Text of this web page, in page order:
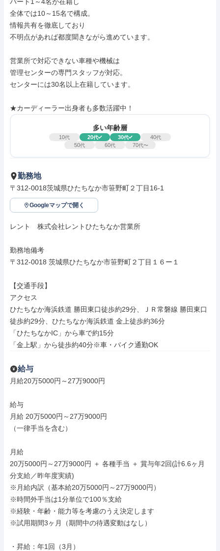
全体では10～15名で構成。
情報共有を徹底しており
不明点があれば都度聞きながら進めています。
営業所で対応できない車種や機械は
管理センターの専門スタッフが対応。
センターには30名以上在籍しています。
★カーディーラー出身者も多数活躍中！
多い年齢層
10代 20代 30代 40代
50代 60代 70代〜
勤務地
〒312-0018茨城県ひたちなか市笹野町２丁目16-1
Googleマップで開く
レント　株式会社レントひたちなか営業所
勤務地備考
〒312-0018 茨城県ひたちなか市笹野町２丁目１６ー１
【交通手段】
アクセス
ひたちなか海浜鉄道 勝田東口徒歩約29分、ＪＲ常磐線 勝田東口
徒歩約29分、ひたちなか海浜鉄道 金上徒歩約36分
「ひたちなかIC」から車で約15分
「金上駅」から徒歩約40分※車・バイク通勤OK
給与
月給20万5000円～27万9000円
給与
月給 20万5000円～27万9000円
（一律手当を含む）
月給
20万5000円～27万9000円 ＋ 各種手当 ＋ 賞与年2回(計6.6ヶ月
分支給／昨年度実績)
※月給内訳（基本給20万5000円～27万9000円）
※時間外手当は1分単位で100％支給
※経験・年齢・能力等を考慮のうえ決定します
※試用期間3ヶ月（期間中の待遇変動はなし）
・昇給：年1回（3月）